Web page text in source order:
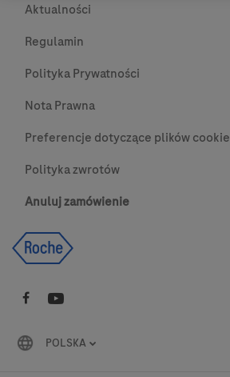
Aktualności
Regulamin
Polityka Prywatności
Nota Prawna
Preferencje dotyczące plików cookie
Polityka zwrotów
Anuluj zamówienie
POLSKA